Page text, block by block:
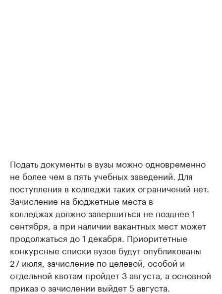
Подать документы в вузы можно одновременно
не более чем в пять учебных заведений. Для
поступления в колледжи таких ограничений нет.
Зачисление на бюджетные места в
колледжах должно завершиться не позднее 1
сентября, а при наличии вакантных мест может
продолжаться до 1 декабря. Приоритетные
конкурсные списки вузов будут опубликованы
27 июля, зачисление по целевой, особой и
отдельной квотам пройдет 3 августа, а основной
приказ о зачислении выйдет 5 августа.